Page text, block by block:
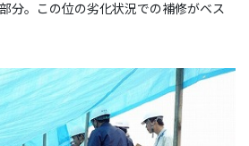
分。この位の劣化状況での補修がベス